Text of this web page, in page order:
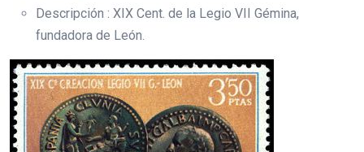
Descripción : XIX Cent. de la Legio VII Gémina,
fundadora de León.